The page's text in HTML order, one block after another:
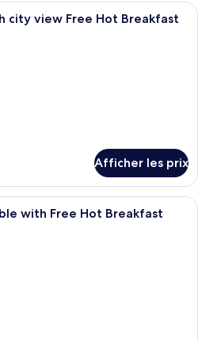
Literie hypoallergénique, coffre-fort,
city view Free Hot Breakfast
Afficher les prix
Literie hypoallergénique, coffre-fort,
with Free Hot Breakfast